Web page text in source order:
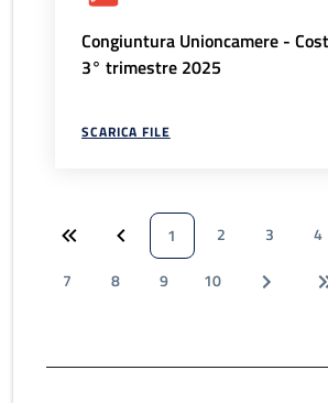
Congiuntura Unioncamere -
3° trimestre 2025
SCARICA FILE
1 2 3 4
7
8 9 10